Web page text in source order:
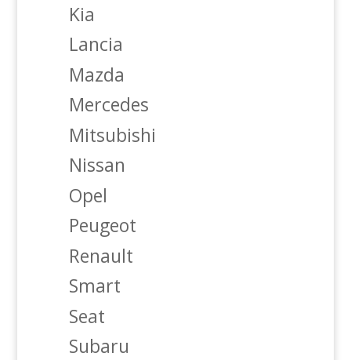
Kia
Lancia
Mazda
Mercedes
Mitsubishi
Nissan
Opel
Peugeot
Renault
Smart
Seat
Subaru